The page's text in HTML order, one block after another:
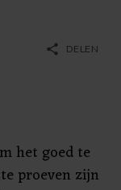
share DELEN
het goed te
proeven zijn